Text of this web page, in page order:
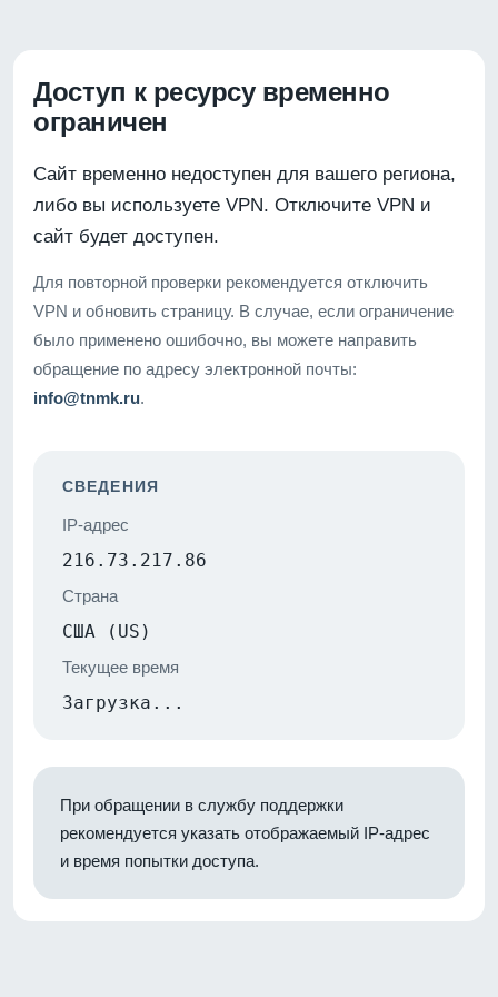
Доступ к ресурсу временно
ограничен
Сайт временно недоступен для вашего региона,
либо вы используете VPN. Отключите VPN и
сайт будет доступен.
Для повторной проверки рекомендуется отключить
VPN и обновить страницу. В случае, если ограничение
было применено ошибочно, вы можете направить
обращение по адресу электронной почты:
info@tnmk.ru.
СВЕДЕНИЯ
IP-адрес
216.73.217.86
Страна
США (US)
Текущее время
Загрузка...
При обращении в службу поддержки
рекомендуется указать отображаемый IP-адрес
и время попытки доступа.